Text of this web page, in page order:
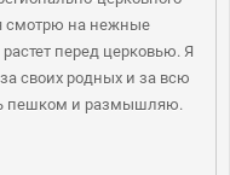
смотрю на нежные
перед церковью. Я
своих родных и за всю
пешком и размышляю.